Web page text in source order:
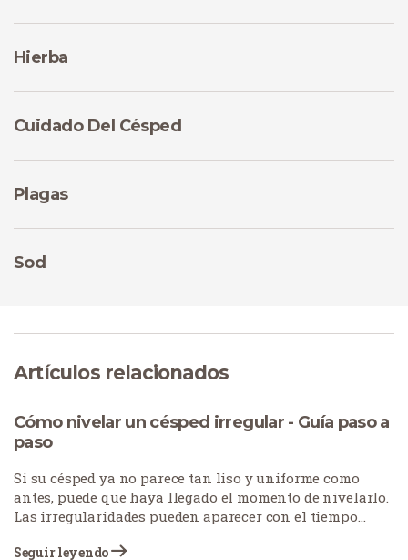
Hierba
Cuidado Del Césped
Plagas
Sod
Artículos relacionados
Cómo nivelar un césped irregular - Guía paso a
paso
Si su césped ya no parece tan liso y uniforme como
antes, puede que haya llegado el momento de nivelarlo.
Las irregularidades pueden aparecer con el tiempo
suelo, problemas de drenaje u otros cambios naturales.
Seguir leyendo